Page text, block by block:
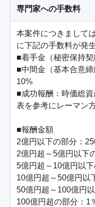
専門家への手数料
本案件につきまして
に下記の手数料が発
■着手金（秘密保持
■中間金（基本合意
10%
■成功報酬：時価総
表を参考にレーマン
■報酬金額
2億円以下の部分：
2億円超～5億円以下
5億円超～10億円以
10億円超～50億円以
50億円超～100億円
100億円超の部分：1